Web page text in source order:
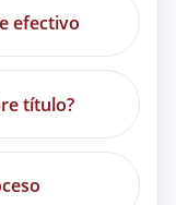
efectivo
título?